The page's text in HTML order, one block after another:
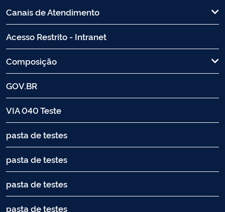
Canais de Atendimento
Acesso Restrito - Intranet
Composição
GOV.BR
VIA 040 Teste
pasta de testes
pasta de testes
pasta de testes
pasta de testes